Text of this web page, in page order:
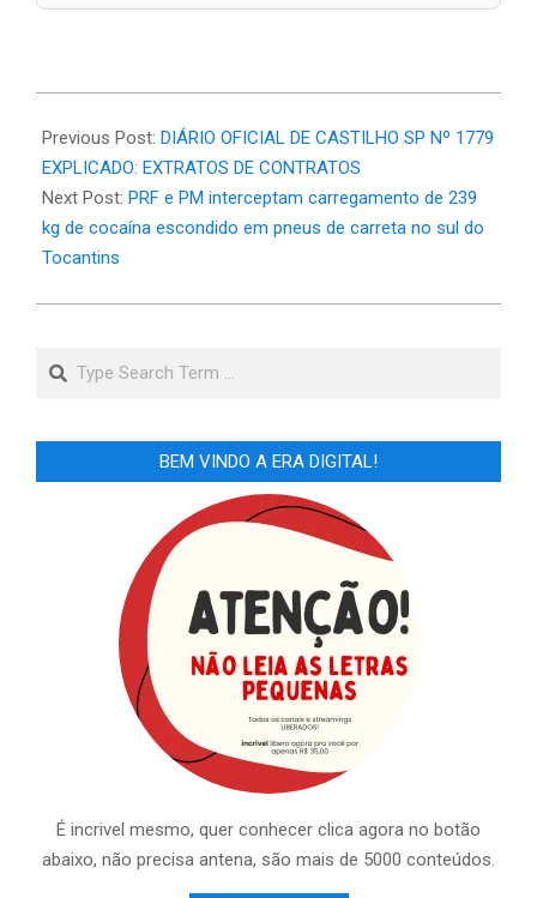
06-
25
Previous Post: DIÁRIO OFICIAL DE CASTILHO SP Nº 1779
EXPLICADO: EXTRATOS DE CONTRATOS
Next Post: PRF e PM interceptam carregamento de 239
kg de cocaína escondido em pneus de carreta no sul do
Tocantins
Search
BEM VINDO A ERA DIGITAL!
É incrivel mesmo, quer conhecer clica agora no botão
abaixo, não precisa antena, são mais de 5000 conteúdos.